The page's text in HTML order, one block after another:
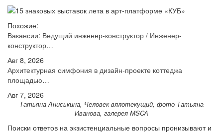
Похожие:
Вакансии: Ведущий инженер-конструктор / Инженер-
конструктор…
Авг 8, 2026
Архитектурная симфония в дизайн-проекте коттеджа
площадью…
Авг 7, 2026
Татьяна Аниськина, Человек вялотекущий, фото Татьяна
Иванова, галерея MSCA
Поиски ответов на экзистенциальные вопросы пронизывают и